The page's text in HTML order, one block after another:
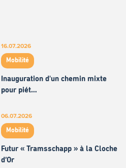
16.07.2026
Mobilité
Inauguration d'un chemin mixte
pour piét…
06.07.2026
Mobilité
Futur « Tramsschapp » à la Cloche
d’Or